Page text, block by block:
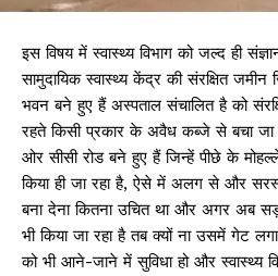
इस विषय में स्वास्थ्य विभाग को जल्द ही
सामुदायिक स्वास्थ्य केंद्र की संरक्षित जमीन
भवन बने हुए हैं अस्पताल संचालित है को
रहते किसी प्रकार के अवैध कब्जे से बचा
ओर सीसी रोड बने हुए हैं जिन्हें पीछे के
किया ही जा रहा है, ऐसे में अलग से और
बना देना कितना उचित था और अगर अब
भी किया जा रहा है तब क्यों ना उसमें गेट
को भी आने-जाने में सुविधा हो और स्वास्थ्य